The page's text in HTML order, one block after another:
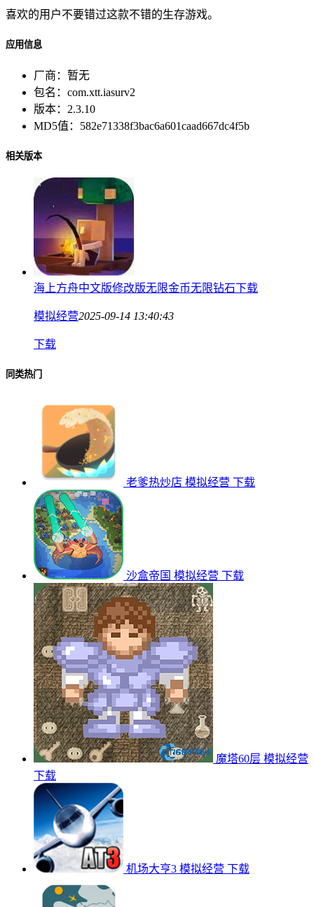
喜欢的用户不要错过这款不错的生存游戏。
应用信息
厂商： 暂无
包名： com.xtt.iasurv2
版本： 2.3.10
MD5值： 582e71338f3bac6a601caad667dc4f5b
相关版本
海上方舟中文版修改版无限金币无限钻石下载
模拟经营2025-09-14 13:40:43
下载
同类热门
老爹热炒店 模拟经营 下载
沙盒帝国 模拟经营 下载
魔塔60层 模拟经营
下载
机场大亨3 模拟经营 下载